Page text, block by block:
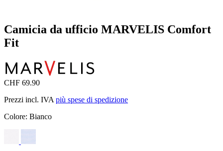
Camicia da ufficio MARVELIS Comfort
Fit
CHF 69.90
Prezzi incl. IVA più spese di spedizione
Colore: Bianco